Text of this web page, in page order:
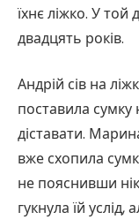
їхнє ліжко. У
двадцять років.
Андрій сів на
поставила сумку
діставати.
вже схопила
не пояснивши
гукнула їй